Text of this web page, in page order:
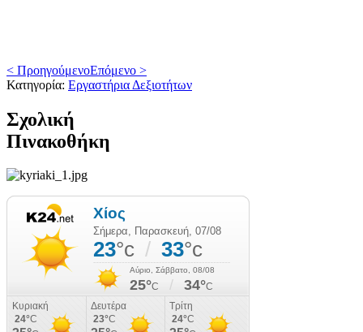
< ΠροηγούμενοΕπόμενο >
Κατηγορία: Εργαστήρια Δεξιοτήτων
Σχολική
Πινακοθήκη